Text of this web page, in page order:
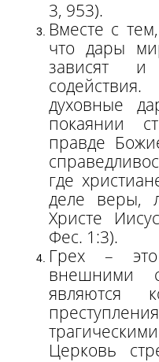
3, 953).
Вместе с
что дары
зависят и
духовные
покаянии
правде
где
деле веры,
Христе
Фес. 1:3).
Грех – это
внешними
являются
Церковь